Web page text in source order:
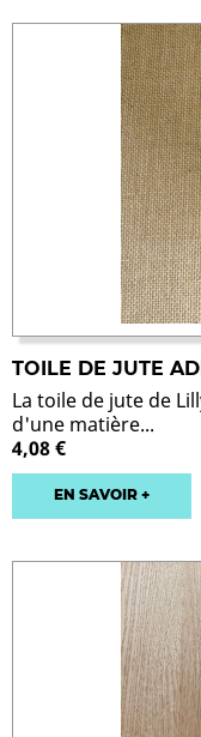
TOILE DE JUTE
La toile de jute de
d'une matière...
4,08 €
EN SAVOIR +